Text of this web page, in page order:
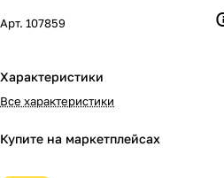
Арт. 107859
Характеристики
Все характеристики
Купите на маркетплейсах